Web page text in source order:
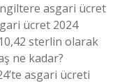
asgari ücret
ücret 2024
10,42 sterlin olarak
ne kadar?
asgari ücreti